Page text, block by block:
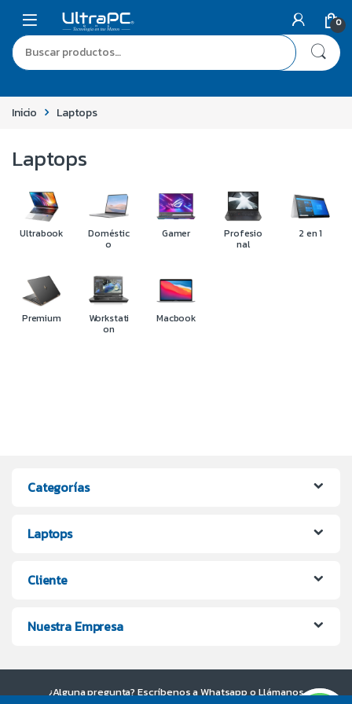
0
Inicio Laptops
Laptops
Ultrabook Doméstic
o
Gamer Profesio
nal
2 en 1
Premium Workstati
on
Macbook
Categorías
Laptops
Cliente
Nuestra Empresa
¿Alguna pregunta? Escríbenos a Whatsapp o Llámanos